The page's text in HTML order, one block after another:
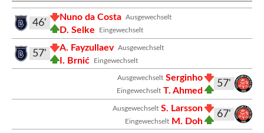
Ausgewechselt
Nuno da Costa
Eingewechselt
D. Selke
46'
Ausgewechselt
A. Fayzullaev
Eingewechselt
I. Brnić
57'
57'
Ausgewechselt Serginho
Eingewechselt T. Ahmed
67'
Ausgewechselt S. Larsson
Eingewechselt M. Doh